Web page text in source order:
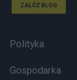
ZAŁÓŻ BLOG
Polityka
Gospodarka